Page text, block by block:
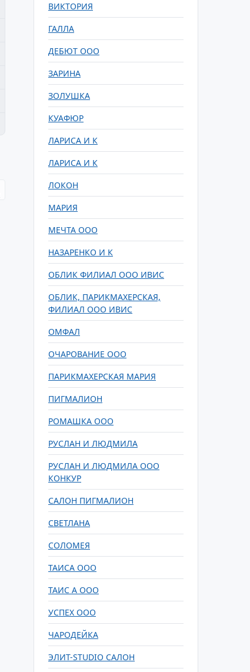
ВИКТОРИЯ
ГАЛЛА
ДЕБЮТ ООО
ЗАРИНА
ЗОЛУШКА
КУАФЮР
ЛАРИСА И К
ЛАРИСА И К
ЛОКОН
МАРИЯ
МЕЧТА ООО
НАЗАРЕНКО И К
ОБЛИК ФИЛИАЛ ООО ИВИС
ОБЛИК, ПАРИКМАХЕРСКАЯ,
ФИЛИАЛ ООО ИВИС
ОМФАЛ
ОЧАРОВАНИЕ ООО
ПАРИКМАХЕРСКАЯ МАРИЯ
ПИГМАЛИОН
РОМАШКА ООО
РУСЛАН И ЛЮДМИЛА
РУСЛАН И ЛЮДМИЛА ООО
КОНКУР
САЛОН ПИГМАЛИОН
СВЕТЛАНА
СОЛОМЕЯ
ТАИСА ООО
ТАИС А ООО
УСПЕХ ООО
ЧАРОДЕЙКА
ЭЛИТ-STUDIO САЛОН